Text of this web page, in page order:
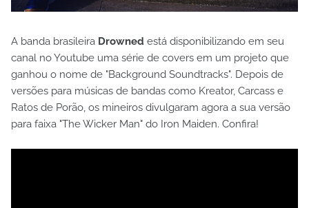
A banda brasileira Drowned está disponibilizando em seu
canal no Youtube uma série de covers em um projeto que
ganhou o nome de "Background Soundtracks". Depois de
versões para músicas de bandas como Kreator, Carcass e
Ratos de Porão, os mineiros divulgaram agora a sua versão
para faixa "The Wicker Man" do Iron Maiden. Confira!